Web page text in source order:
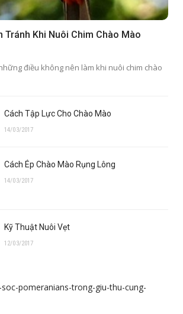
Tránh Khi Nuôi Chim Chào Mào
điều không nên làm khi nuôi chim chào
Cách Tập Lực Cho Chào Mào
14/03/2017
Cách Ép Chào Mào Rụng Lông
14/03/2017
Kỹ Thuật Nuôi Vẹt
12/03/2017